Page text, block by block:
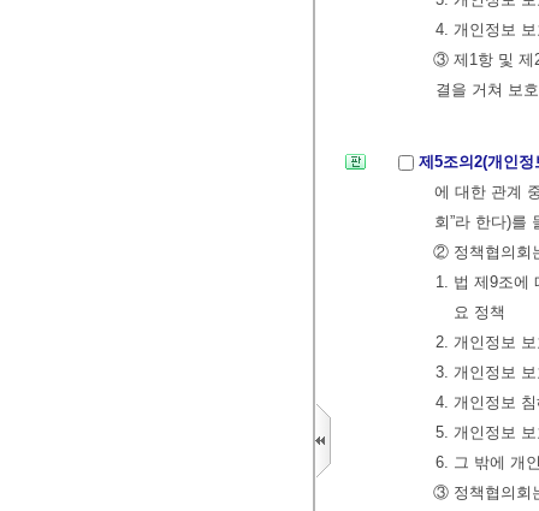
4. 개인정보
③ 제1항 및 제
결을 거쳐 보
제5조의2(개인
에 대한 관계
회”라 한다)를
② 정책협의회
1. 법 제9조에
요 정책
2. 개인정보
3. 개인정보
4. 개인정보
5. 개인정보
6. 그 밖에 개
③ 정책협의회